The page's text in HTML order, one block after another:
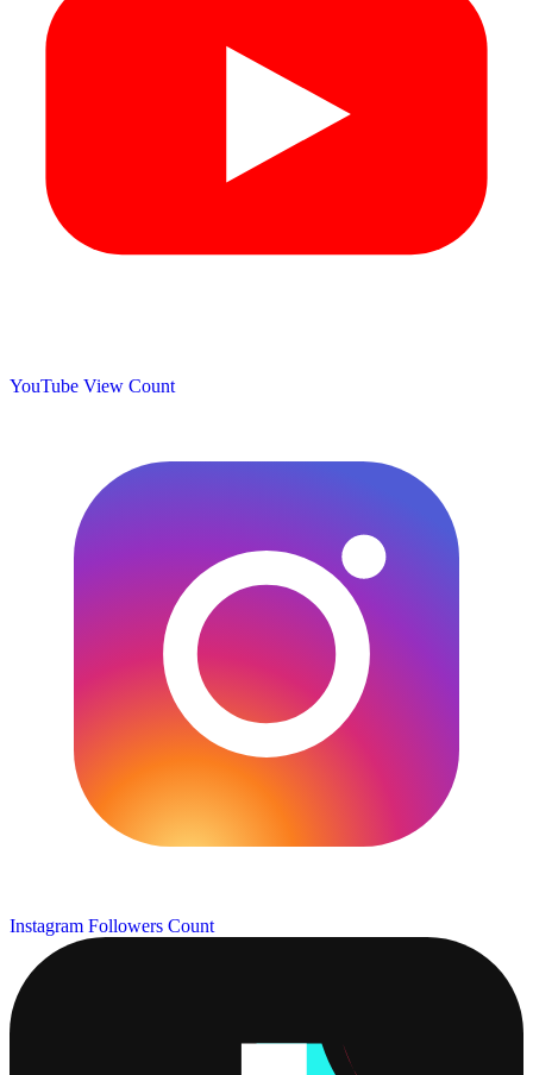
YouTube View Count
Instagram Followers Count